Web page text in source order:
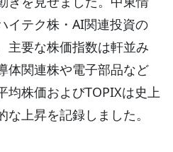
イテク株・AI関連投資の
主要な株価指数は軒並み
体関連株や電子部品など
均株価およびTOPIXは史上
上昇を記録しました。